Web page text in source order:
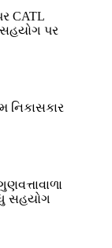
CATL
સહયોગ પર
નિકાસકાર
સહયોગ